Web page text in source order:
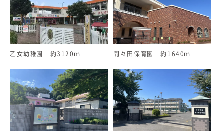
乙女幼稚園 約3120ｍ 間々田保育園 約1640ｍ